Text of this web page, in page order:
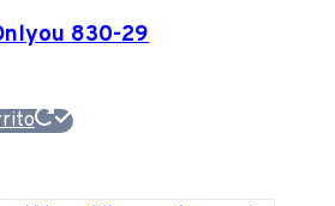
830-29